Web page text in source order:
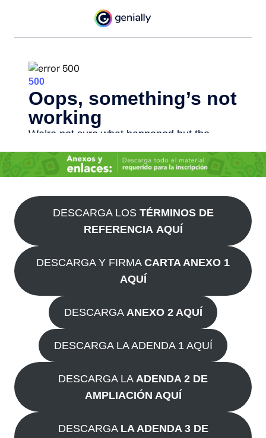
DESCARGA LOS TÉRMINOS DE
REFERENCIA AQUÍ
DESCARGA Y FIRMA CARTA ANEXO 1
AQUÍ
DESCARGA ANEXO 2 AQUÍ
DESCARGA LA ADENDA 1 AQUÍ
DESCARGA LA ADENDA 2 DE
AMPLIACIÓN AQUÍ
DESCARGA LA ADENDA 3 DE